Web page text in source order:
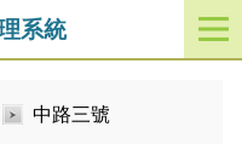
系統
開
啟
中路三號